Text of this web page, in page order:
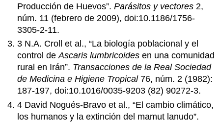
Producción de Huevos”.Parásitos y vectores 2,
núm. 11 (febrero de 2009), doi:10.1186/1756-
3305-2-11.
3 N.A. Croll et al., “La biología poblacional y el
control deAscaris lumbricoides en una comunidad
rural en Irán”. Transacciones de la Real Sociedad
de Medicina e Higiene Tropical76, núm. 2 (1982):
187-197, doi:10.1016/0035-9203 (82) 90272-3.
4 David Nogués-Bravo et al., “El cambio climático,
los humanos y la extinción del mamut lanudo”.